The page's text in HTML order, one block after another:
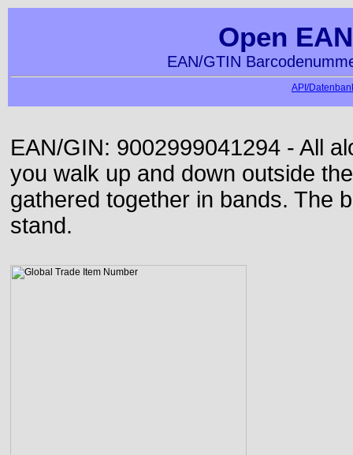
Open
EAN/GTIN
API/
EAN/GIN: 9002999041294 - All
you walk up and down outside
gathered together in bands. The
stand.